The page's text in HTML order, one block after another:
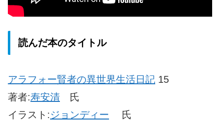
読んだ本のタイトル
アラフォー賢者の異世界生活日記 15
著者:寿安清 氏
イラスト:ジョンディー 氏